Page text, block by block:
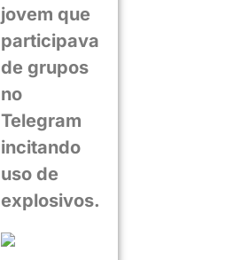
jovem que
participava
de grupos
no
Telegram
incitando
uso de
explosivos.